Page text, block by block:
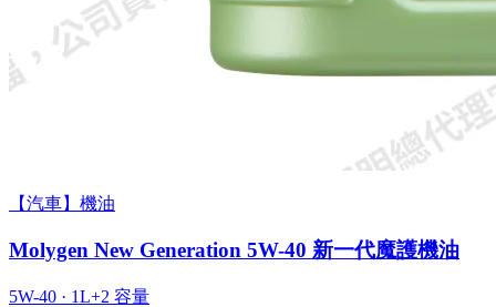
【汽車】機油
Molygen New Gener­a­tion 5W-40 新一代魔護機油
5W-40 · 1L+2 容量